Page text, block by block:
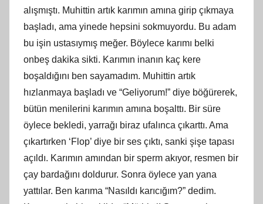
alışmıştı. Muhittin artık karımın amına girip çıkmaya
başladı, ama yinede hepsini sokmuyordu. Bu adam
bu işin ustasıymış meğer. Böylece karımı belki
onbeş dakika sikti. Karımın inanın kaç kere
boşaldığını ben sayamadım. Muhittin artık
hızlanmaya başladı ve “Geliyorum!” diye böğürerek,
bütün menilerini karımın amına boşalttı. Bir süre
öylece bekledi, yarrağı biraz ufalınca çıkarttı. Ama
çıkartırken ‘Flop’ diye bir ses çıktı, sanki şişe tapası
açıldı. Karımın amından bir sperm akıyor, resmen bir
çay bardağını doldurur. Sonra öylece yan yana
yattılar. Ben karıma “Nasıldı karıcığım?” dedim.